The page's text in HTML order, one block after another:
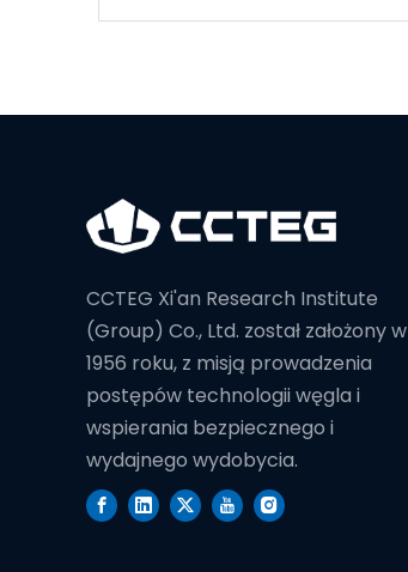
techniczne
CCTEG Xi'an Research Institute
(Group) Co., Ltd. został założony w
1956 roku, z misją prowadzenia
postępów technologii węgla i
wspierania bezpiecznego i
wydajnego wydobycia.